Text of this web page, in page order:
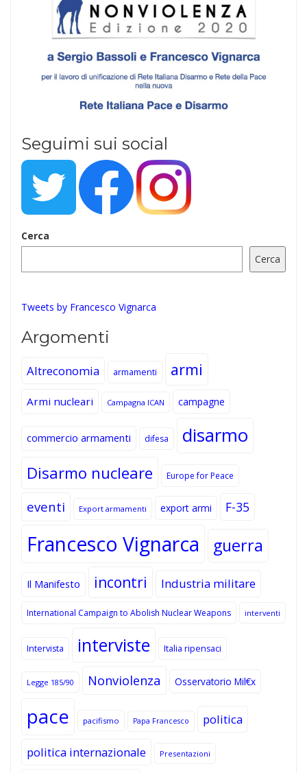
Seguimi sui social
Cerca
Cerca
Tweets by Francesco Vignarca
Argomenti
Altreconomia armamenti armi
Armi nucleari Campagna ICAN campagne
commercio armamenti difesa disarmo
Disarmo nucleare Europe for Peace
eventi Export armamenti export armi F-35
Francesco Vignarca guerra
Il Manifesto incontri Industria militare
International Campaign to Abolish Nuclear Weapons interventi
Intervista interviste Italia ripensaci
Legge 185/90 Nonviolenza Osservatorio Mil€x
pace pacifismo Papa Francesco politica
politica internazionale Presentazioni